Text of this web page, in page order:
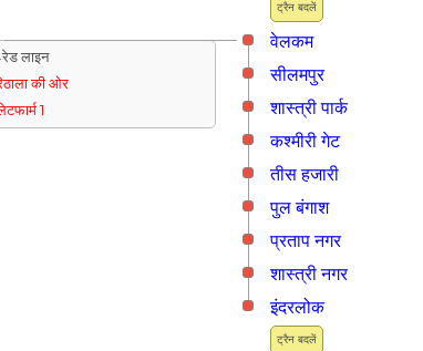
ट्रैन बदलें
वेलकम
लाइन
की ओर
1
सीलमपुर
शास्त्री पार्क
कश्मीरी गेट
तीस हजारी
पुल बंगाश
प्रताप नगर
शास्त्री नगर
ट्रैन बदलें
इंदरलोक